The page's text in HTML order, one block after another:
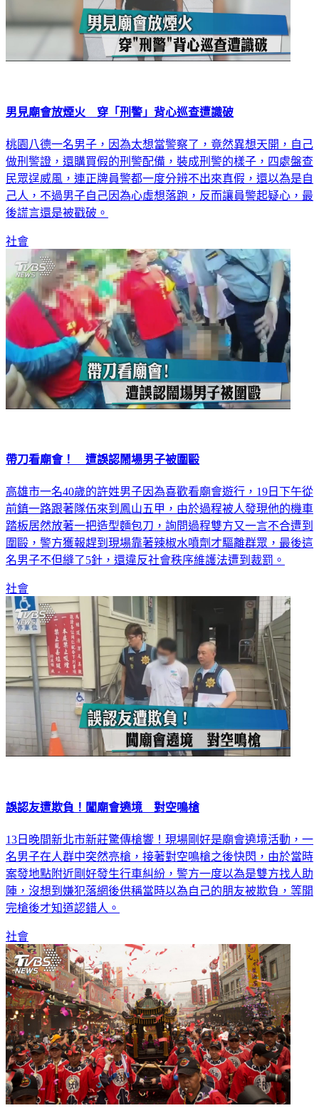
男見廟會放煙火 穿「刑警」背心巡查遭識破
桃園八德一名男子，因為太想當警察了，竟然異想天開，自己
做刑警證，還購買假的刑警配備，裝成刑警的樣子，四處盤查
民眾逞威風，連正牌員警都一度分辨不出來真假，還以為是自
己人，不過男子自己因為心虛想落跑，反而讓員警起疑心，最
後謊言還是被戳破。
社會
帶刀看廟會！ 遭誤認鬧場男子被圍毆
高雄市一名40歲的許姓男子因為喜歡看廟會遊行，19日下午從
前鎮一路跟著隊伍來到鳳山五甲，由於過程被人發現他的機車
踏板居然放著一把造型麵包刀，詢問過程雙方又一言不合遭到
圍毆，警方獲報趕到現場靠著辣椒水噴劑才驅離群眾，最後這
名男子不但縫了5針，還違反社會秩序維護法遭到裁罰。
社會
誤認友遭欺負！闖廟會遶境 對空鳴槍
13日晚間新北市新莊驚傳槍響！現場剛好是廟會遶境活動，一
名男子在人群中突然亮槍，接著對空鳴槍之後快閃，由於當時
案發地點附近剛好發生行車糾紛，警方一度以為是雙方找人助
陣，沒想到嫌犯落網後供稱當時以為自己的朋友被欺負，等開
完槍後才知道認錯人。
社會